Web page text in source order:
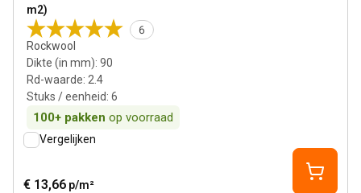
m2)
6
Rockwool
Dikte (in mm): 90
Rd-waarde: 2.4
Stuks / eenheid: 6
100+ pakken op voorraad
Vergelijken
€ 13,66 p/m²